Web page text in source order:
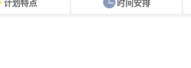
规划
选定计划
计划特点 时间安排